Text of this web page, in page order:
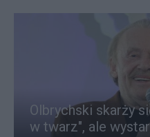
Olbrychski skarży
w twarz", ale